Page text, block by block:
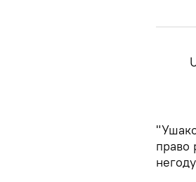
право